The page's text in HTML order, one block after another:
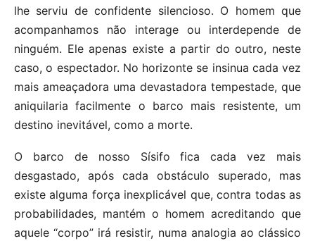
lhe serviu de confidente silencioso. O homem que
acompanhamos não interage ou interdepende de
ninguém. Ele apenas existe a partir do outro, neste
caso, o espectador. No horizonte se insinua cada vez
mais ameaçadora uma devastadora tempestade, que
aniquilaria facilmente o barco mais resistente, um
destino inevitável, como a morte.
O barco de nosso Sísifo fica cada vez mais
desgastado, após cada obstáculo superado, mas
existe alguma força inexplicável que, contra todas as
probabilidades, mantém o homem acreditando que
aquele “corpo” irá resistir, numa analogia ao clássico